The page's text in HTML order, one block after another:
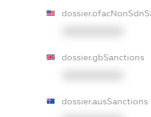
dossier.gbSanctions
dossier.ausSanctions